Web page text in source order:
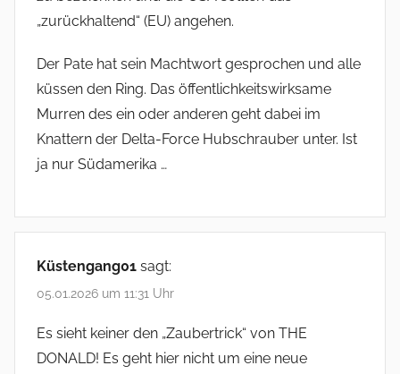
„zurückhaltend“ (EU) angehen.
Der Pate hat sein Machtwort gesprochen und alle
küssen den Ring. Das öffentlichkeitswirksame
Murren des ein oder anderen geht dabei im
Knattern der Delta-Force Hubschrauber unter. Ist
ja nur Südamerika …
Küstengang01 sagt:
05.01.2026 um 11:31 Uhr
Es sieht keiner den „Zaubertrick“ von THE
DONALD! Es geht hier nicht um eine neue